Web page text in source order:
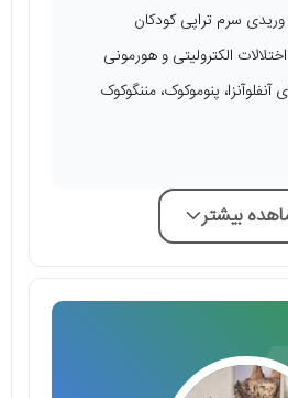
سرم تراپی کودکان
الکترولیتی و هورمونی
پنوموکوک، مننگوکوک
بیشتر